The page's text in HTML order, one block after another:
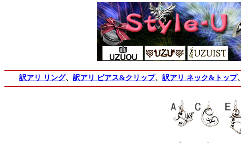
訳アリ リング、 訳アリ ピアス&クリップ、 訳アリ ネック&トップ、